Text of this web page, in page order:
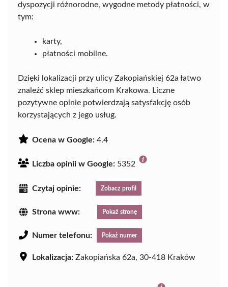
dyspozycji różnorodne, wygodne metody płatności, w
tym:
karty,
płatności mobilne.
Dzięki lokalizacji przy ulicy Zakopiańskiej 62a łatwo
znaleźć sklep mieszkańcom Krakowa. Liczne
pozytywne opinie potwierdzają satysfakcję osób
korzystających z jego usług.
Ocena w Google: 4.4
Liczba opinii w Google: 5352
Czytaj opinie: Zobacz profil
Strona www: Pokaż stronę
Numer telefonu: Pokaż numer
Lokalizacja: Zakopiańska 62a, 30-418 Kraków